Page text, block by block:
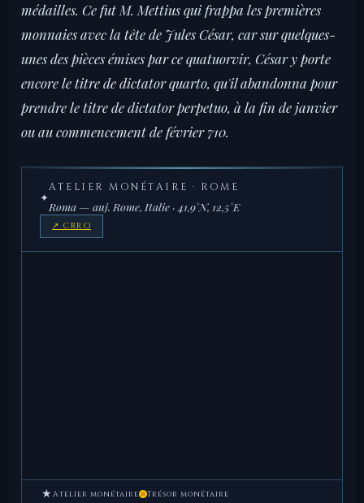
médailles. Ce fut M. Mettius qui frappa les premières
monnaies avec la tête de Jules César, car sur quelques-
unes des pièces émises par ce quatuorvir, César y porte
encore le titre de dictator quarto, qu'il abandonna pour
prendre le titre de dictator perpetuo, à la fin de janvier
ou au commencement de février 710.
✦
ATELIER MONÉTAIRE · ROME
Roma — auj. Rome, Italie · 41,9°N, 12,5°E
↗ CRRO
★ Atelier monétaire Trésor monétaire